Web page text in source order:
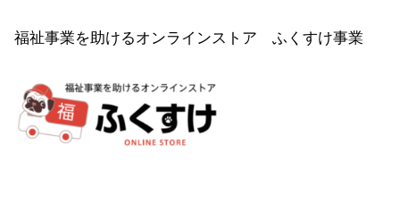
福祉事業を助けるオンラインストア ふくすけ事業